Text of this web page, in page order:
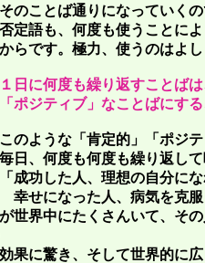
のことば通りになっていく
定語も、何度も使うことに
らです。極力、使うのはよ
日に何度も繰り返すことば
ポジティブ」なことばにす
のような「肯定的」「ポジ
日、何度も何度も繰り返し
成功した人、理想の自分に
せになった人、病気を克服
世界中にたくさんいて、そ
果に驚き、そして世界的に